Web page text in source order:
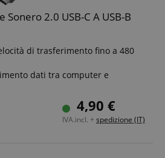
Sonero 2.0 USB-C A USB-B
di trasferimento fino a 480
dati tra computer e
un lato e connettore USB-B
e di alta qualità per una lunga
4,90 €
IVA.incl. + spedizione (IT)